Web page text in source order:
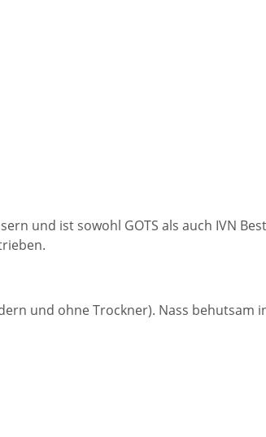
und ist sowohl GOTS als auch IVN
und ohne Trockner). Nass